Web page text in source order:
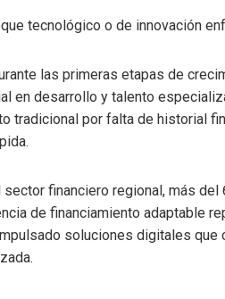
tecnológico o de innovación
las primeras etapas de
en desarrollo y talento
tradicional por falta de historial
financiero regional, más
de financiamiento adaptable
soluciones digitales